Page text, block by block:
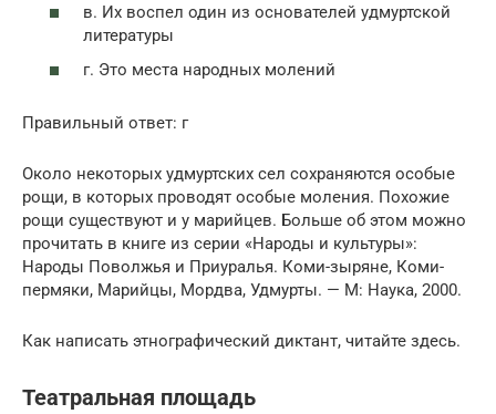
в. Их воспел один из основателей удмуртской
литературы
г. Это места народных молений
Правильный ответ: г
Около некоторых удмуртских сел сохраняются особые
рощи, в которых проводят особые моления. Похожие
рощи существуют и у марийцев. Больше об этом можно
прочитать в книге из серии «Народы и культуры»:
Народы Поволжья и Приуралья. Коми-зыряне, Коми-
пермяки, Марийцы, Мордва, Удмурты. — М: Наука, 2000.
Как написать этнографический диктант, читайте здесь.
Театральная площадь